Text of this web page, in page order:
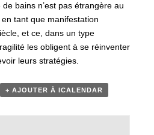
bains n’est pas étrangère au
tant que manifestation
et ce, dans un type
les obligent à se réinventer
leurs stratégies.
+ AJOUTER À ICALENDAR